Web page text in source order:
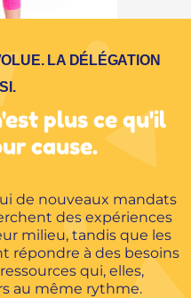
LA DÉLÉGATION
plus ce qu'il
cause.
de nouveaux mandats
des expériences
milieu, tandis que les
répondre à des besoins
qui, elles,
au même rythme.